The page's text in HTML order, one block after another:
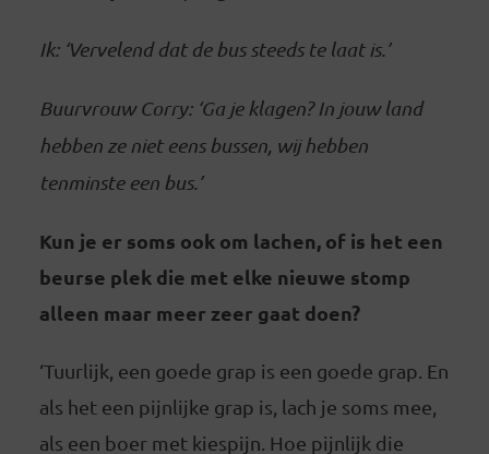
Ik: ‘Vervelend dat de bus steeds te laat is.’
Buurvrouw Corry: ‘Ga je klagen? In jouw land
hebben ze niet eens bussen, wij hebben
tenminste een bus.’
Kun je er soms ook om lachen, of is het een
beurse plek die met elke nieuwe stomp
alleen maar meer zeer gaat doen?
‘Tuurlijk, een goede grap is een goede grap. En
als het een pijnlijke grap is, lach je soms mee,
als een boer met kiespijn. Hoe pijnlijk die